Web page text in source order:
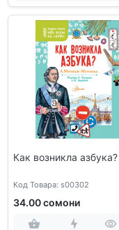
Как возникла азбука?
Код Товара: s00302
34.00 сомони